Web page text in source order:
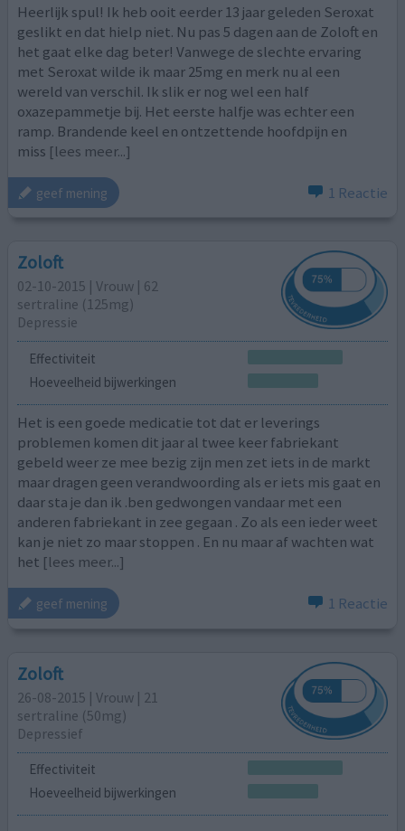
Heerlijk spul! Ik heb ooit eerder 13 jaar geleden Seroxat
geslikt en dat hielp niet. Nu pas 5 dagen aan de Zoloft en
het gaat elke dag beter! Vanwege de slechte ervaring
met Seroxat wilde ik maar 25mg en merk nu al een
wereld van verschil. Ik slik er nog wel een half
oxazepammetje bij. Het eerste halfje was echter een
ramp. Brandende keel en ontzettende hoofdpijn en
miss [lees meer...]
geef mening 1 Reactie
Zoloft
02-10-2015 | Vrouw | 62
sertraline (125mg)
Depressie
Effectiviteit
Hoeveelheid bijwerkingen
Het is een goede medicatie tot dat er leverings
problemen komen dit jaar al twee keer fabriekant
gebeld weer ze mee bezig zijn men zet iets in de markt
maar dragen geen verandwoording als er iets mis gaat en
daar sta je dan ik .ben gedwongen vandaar met een
anderen fabriekant in zee gegaan . Zo als een ieder weet
kan je niet zo maar stoppen . En nu maar af wachten wat
het [lees meer...]
geef mening 1 Reactie
Zoloft
26-08-2015 | Vrouw | 21
sertraline (50mg)
Depressief
Effectiviteit
Hoeveelheid bijwerkingen